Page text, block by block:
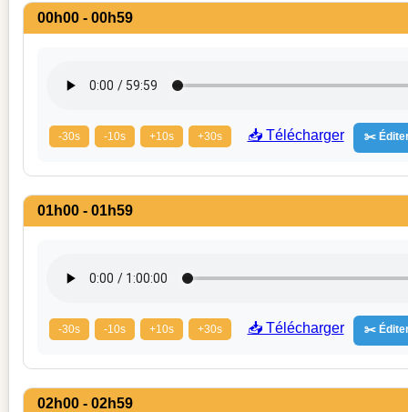
00h00 - 00h59
-30s -10s +10s +30s 📥 Télécharger ✂️
01h00 - 01h59
-30s -10s +10s +30s 📥 Télécharger ✂️
02h00 - 02h59